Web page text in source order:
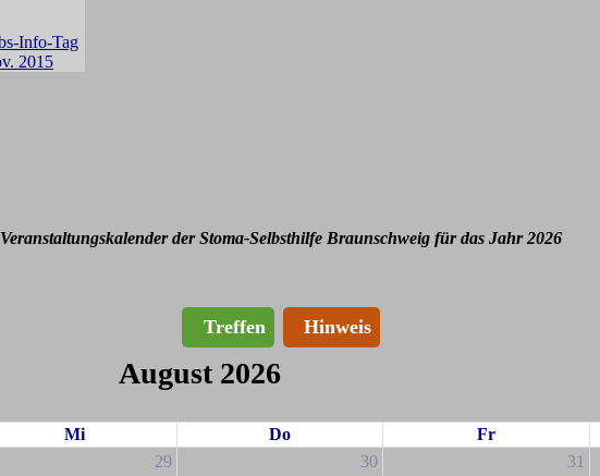
Veranstaltungskalender der Stoma-Selbsthilfe Braunschweig für das Jahr 2026
Treffen Hinweis
August 2026
Mi Do Fr
29 30 31